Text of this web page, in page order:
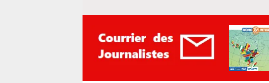
journalistes